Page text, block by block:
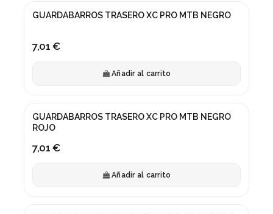
GUARDABARROS TRASERO XC PRO MTB NEGRO
7,01 €
Añadir al carrito
GUARDABARROS TRASERO XC PRO MTB NEGRO
ROJO
7,01 €
Añadir al carrito